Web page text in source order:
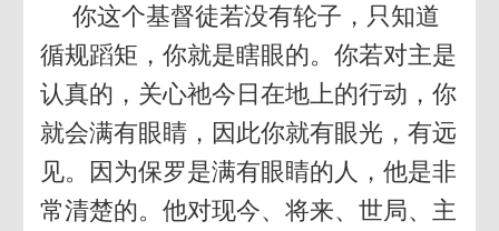
你这个基督徒若没有轮子，只知道
循规蹈矩，你就是瞎眼的。你若对主是
认真的，关心祂今日在地上的行动，你
就会满有眼睛，因此你就有眼光，有远
见。因为保罗是满有眼睛的人，他是非
常清楚的。他对现今、将来、世局、主